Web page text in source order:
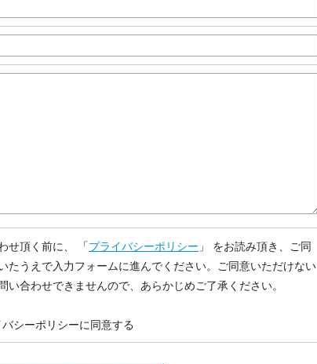
せ頂く前に、 「プライバシーポリシー 」 をお読み頂き、ご同
たうえで入力フォームに進んでください。ご同意いただけない
い合わせできませんので、あらかじめご了承ください。
シーポリシーに同意する